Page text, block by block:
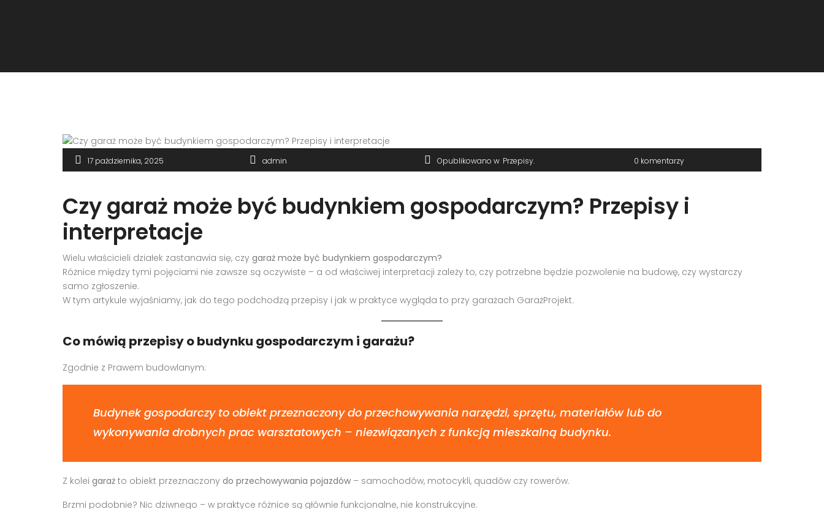
17 października, 2025 admin Opublikowano w Przepisy 0 komentarzy
Czy garaż może być budynkiem gospodarczym? Przepisy i
interpretacje
Wielu właścicieli działek zastanawia się, czy garaż może być budynkiem gospodarczym?
Różnice między tymi pojęciami nie zawsze są oczywiste – a od właściwej interpretacji zależy to, czy potrzebne będzie pozwolenie na budowę, czy wystarczy
samo zgłoszenie.
W tym artykule wyjaśniamy, jak do tego podchodzą przepisy i jak w praktyce wygląda to przy garażach GarażProjekt.
Co mówią przepisy o budynku gospodarczym i garażu?
Zgodnie z Prawem budowlanym:
Budynek gospodarczy to obiekt przeznaczony do przechowywania narzędzi, sprzętu, materiałów lub do
wykonywania drobnych prac warsztatowych – niezwiązanych z funkcją mieszkalną budynku.
Z kolei garaż to obiekt przeznaczony do przechowywania pojazdów – samochodów, motocykli, quadów czy rowerów.
Brzmi podobnie? Nic dziwnego – w praktyce różnice są głównie funkcjonalne, nie konstrukcyjne.